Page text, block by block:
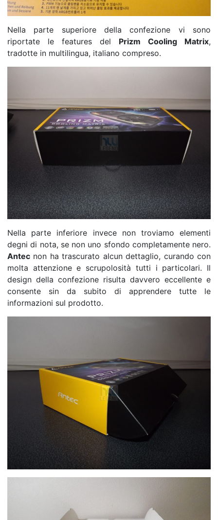
Nella parte superiore della confezione vi sono
riportate le features del Prizm Cooling Matrix,
tradotte in multilingua, italiano compreso.
Nella parte inferiore invece non troviamo elementi
degni di nota, se non uno sfondo completamente nero.
Antec non ha trascurato alcun dettaglio, curando con
molta attenzione e scrupolosità tutti i particolari. Il
design della confezione risulta davvero eccellente e
consente sin da subito di apprendere tutte le
informazioni sul prodotto.